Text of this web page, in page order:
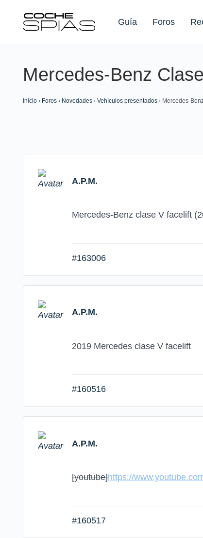
Guía Foros
Buscar:
Mercedes-Benz
Inicio › Foros › Novedades › Vehículos presentados › Mercedes-
A.P.M.
Mercedes-Benz clase V facelift
#163006
A.P.M.
2019 Mercedes clase V facelift
#160516
A.P.M.
[youtube]https://
#160517